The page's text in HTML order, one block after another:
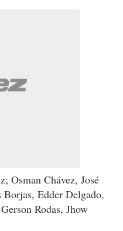
Osman Chávez, José
Edder Delgado,
Rodas, Jhow